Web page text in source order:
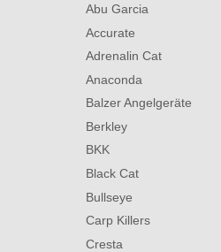
Abu Garcia
Accurate
Adrenalin Cat
Anaconda
Balzer Angelgeräte
Berkley
BKK
Black Cat
Bullseye
Carp Killers
Cresta